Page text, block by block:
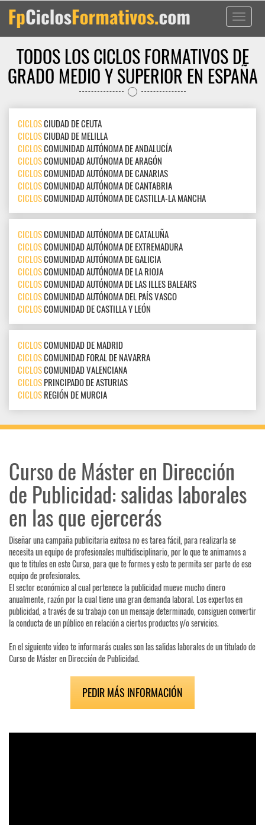
Toggle
TODOS LOS CICLOS FORMATIVOS DE
GRADO MEDIO Y SUPERIOR EN ESPAÑA
CICLOSCIUDAD DE CEUTA
CICLOSCIUDAD DE MELILLA
CICLOSCOMUNIDAD AUTÓNOMA DE ANDALUCÍA
CICLOSCOMUNIDAD AUTÓNOMA DE ARAGÓN
CICLOSCOMUNIDAD AUTÓNOMA DE CANARIAS
CICLOSCOMUNIDAD AUTÓNOMA DE CANTABRIA
CICLOSCOMUNIDAD AUTÓNOMA DE CASTILLA-LA MANCHA
CICLOSCOMUNIDAD AUTÓNOMA DE CATALUÑA
CICLOSCOMUNIDAD AUTÓNOMA DE EXTREMADURA
CICLOSCOMUNIDAD AUTÓNOMA DE GALICIA
CICLOSCOMUNIDAD AUTÓNOMA DE LA RIOJA
CICLOSCOMUNIDAD AUTÓNOMA DE LAS ILLES BALEARS
CICLOSCOMUNIDAD AUTÓNOMA DEL PAÍS VASCO
CICLOSCOMUNIDAD DE CASTILLA Y LEÓN
CICLOSCOMUNIDAD DE MADRID
CICLOSCOMUNIDAD FORAL DE NAVARRA
CICLOSCOMUNIDAD VALENCIANA
CICLOSPRINCIPADO DE ASTURIAS
CICLOSREGIÓN DE MURCIA
Curso de Máster en Dirección
de Publicidad: salidas laborales
en las que ejercerás
Diseñar una campaña publicitaria exitosa no es tarea fácil, para realizarla se
necesita un equipo de profesionales multidisciplinario, por lo que te animamos a
que te titules en este Curso, para que te formes y esto te permita ser parte de ese
equipo de profesionales.
El sector económico al cual pertenece la publicidad mueve mucho dinero
anualmente, razón por la cual tiene una gran demanda laboral. Los expertos en
publicidad, a través de su trabajo con un mensaje determinado, consiguen convertir
la conducta de un público en relación a ciertos productos y/o servicios.
En el siguiente vídeo te informarás cuales son las salidas laborales de un titulado de
Curso de Máster en Dirección de Publicidad.
PEDIR MÁS INFORMACIÓN